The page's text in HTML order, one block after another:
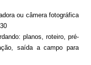
ou câmera fotográfica
planos, roteiro, pré-
saída a campo para